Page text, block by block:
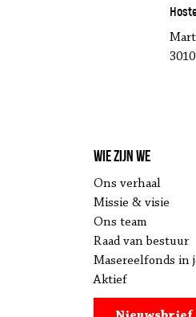
Wie zijn we
Ons verhaal
Missie & visie
Ons team
Raad van bestuur
Masereelfonds in
Aktief